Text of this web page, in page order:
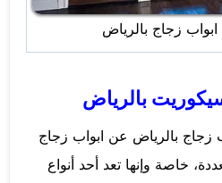
زجاج بالرياض
بالرياض
بالرياض عن ابواب زجاج
خاصة وإنها تعد أحد أنواع